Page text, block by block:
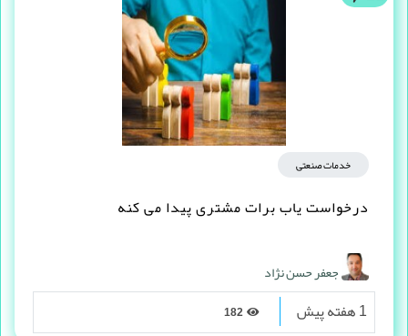
خدمات صنعتی
درخواست یاب برات مشتری پیدا می کنه
جعفر حسن نژاد
1 هفته پیش